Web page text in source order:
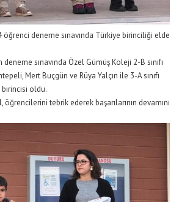
öğrenci deneme sınavında Türkiye birinciliği elde
sınavında Özel Gümüş Koleji 2-B sınıfı
Mert Buçgün ve Rüya Yalçın ile 3-A sınıfı
oldu.
tebrik ederek başarılarının devamını